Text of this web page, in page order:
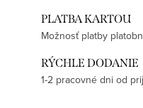
PLATBA KARTOU
Možnosť platby
RÝCHLE DODANIE
1-2 pracovné dni od